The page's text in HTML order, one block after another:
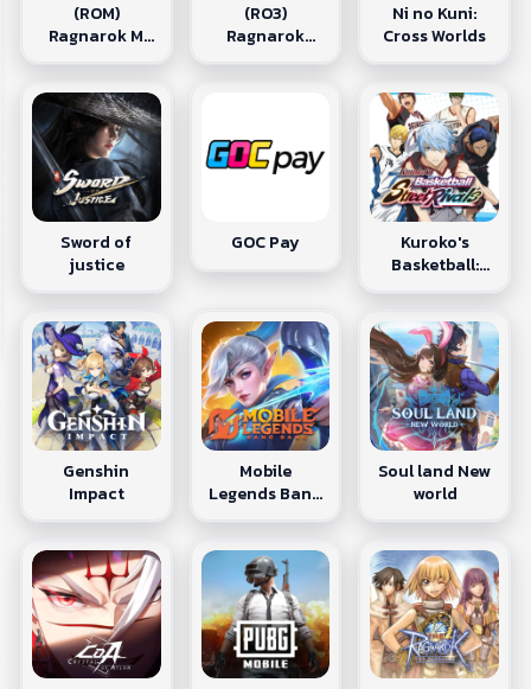
(ROM)
Ragnarok M
Eternal love
(RO3)
Ragnarok
Online 3
Ni no Kuni:
Cross Worlds
Sword of
justice
GOC Pay
Kuroko's
Basketball:
Genshin
Impact
Mobile
Legends Bang
Soul land New
world